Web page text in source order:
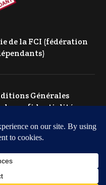
de la FCI (fédération
Générales
de confidentialité–